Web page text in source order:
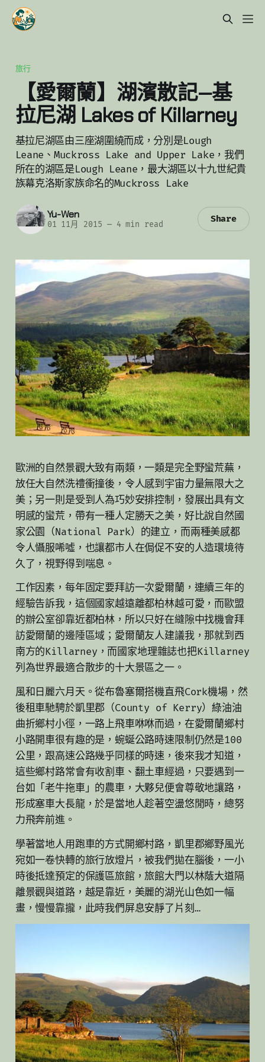
旅行
【愛爾蘭】湖濱散記—基
拉尼湖 Lakes of Killarney
基拉尼湖區由三座湖圍繞而成，分別是Lough
Leane、Muckross Lake and Upper Lake，我們
所在的湖區是Lough Leane，最大湖區以十九世紀貴
族幕克洛斯家族命名的Muckross Lake
Yu-Wen
01 11月 2015 —4 min read
Share
歐洲的自然景觀大致有兩類，一類是完全野蠻荒蕪，
放任大自然洗禮衝撞後，令人感到宇宙力量無限大之
美；另一則是受到人為巧妙安排控制，發展出具有文
明感的蠻荒，帶有一種人定勝天之美，好比說自然國
家公園（National Park）的建立，而兩種美感都
令人懾服唏噓，也讓都市人在侷促不安的人造環境待
久了，視野得到喘息。
工作因素，每年固定要拜訪一次愛爾蘭，連續三年的
經驗告訴我，這個國家越遠離都柏林越可愛，而歐盟
的辦公室卻靠近都柏林，所以只好在縫隙中找機會拜
訪愛爾蘭的邊陲區域；愛爾蘭友人建議我，那就到西
南方的Killarney，而國家地理雜誌也把Killarney
列為世界最適合散步的十大景區之一。
風和日麗六月天。從布魯塞爾搭機直飛Cork機場，然
後租車馳騁於凱里郡（County of Kerry）綠油油
曲折鄉村小徑，一路上飛車咻咻而過，在愛爾蘭鄉村
小路開車很有趣的是，蜿蜒公路時速限制仍然是100
公里，跟高速公路幾乎同樣的時速，後來我才知道，
這些鄉村路常會有收割車、翻土車經過，只要遇到一
台如「老牛拖車」的農車，大夥兒便會尊敬地讓路，
形成塞車大長龍，於是當地人趁著空盪悠閒時，總努
力飛奔前進。
學著當地人用跑車的方式開鄉村路，凱里郡鄉野風光
宛如一卷快轉的旅行放燈片，被我們拋在腦後，一小
時後抵達預定的保護區旅館，旅館大門以林蔭大道隔
離景觀與道路，越是靠近，美麗的湖光山色如一幅
畫，慢慢靠攏，此時我們屏息安靜了片刻…